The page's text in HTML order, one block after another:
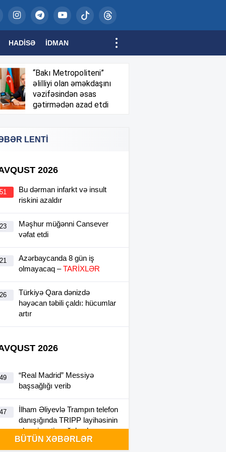
HADISƏ İDMAN
“Bakı Metropoliteni”
əlilliyi olan əməkdaşını
vəzifəsindən əsas
gətirmədən azad etdi
LENTİ
2026
Bu dərman infarkt və insult
riskini azaldır
Məşhur müğənni Cansever
vəfat etdi
Azərbaycanda 8 gün iş
olmayacaq –TARİXLƏR
Türkiyə Qara dənizdə
həyəcan təbili çaldı: hücumlar
artır
2026
“Real Madrid” Messiyə
başsağlığı verib
İlham Əliyevlə Trampın telefon
danışığında TRIPP layihəsinin
əhəmiyyəti vurğulanıb
BÜTÜN XƏBƏRLƏR